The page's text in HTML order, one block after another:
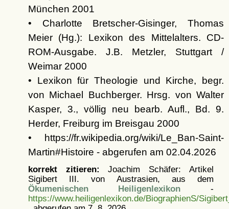
München 2001
• Charlotte Bretscher-Gisinger, Thomas
Meier (Hg.): Lexikon des Mittelalters. CD-
ROM-Ausgabe. J.B. Metzler, Stuttgart /
Weimar 2000
• Lexikon für Theologie und Kirche, begr.
von Michael Buchberger. Hrsg. von Walter
Kasper, 3., völlig neu bearb. Aufl., Bd. 9.
Herder, Freiburg im Breisgau 2000
• https://fr.wikipedia.org/wiki/Le_Ban-Saint-
Martin#Histoire - abgerufen am 02.04.2026
korrekt zitieren: Joachim Schäfer: Artikel
Sigibert III. von Austrasien, aus dem
Ökumenischen Heiligenlexikon -
https://www.heiligenlexikon.de/BiographienS/